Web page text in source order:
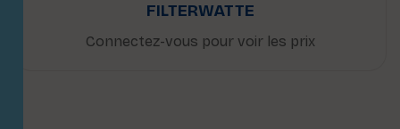
FILTERWATTE
Connectez-vous pour voir les prix